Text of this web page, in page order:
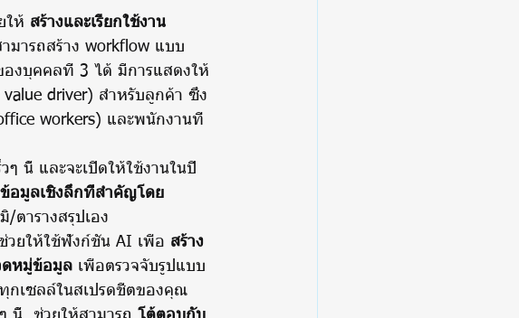
ให้ สร้างและเรียกใช้งาน
มารถสร้าง workflow แบบ
องบุคคลที่ 3 ได้ มีการแสดงให้
driver) สำหรับลูกค้า ซึ่ง
workers) และพนักงานที่
ๆ นี้ และจะเปิดให้ใช้งานในปี
ข้อมูลเชิงลึกที่สำคัญโดย
ตารางสรุปเอง
วยให้ใช้ฟังก์ชัน AI เพื่อ สร้าง
ดหมู่ข้อมูล เพื่อตรวจจับรูปแบบ
กเซลล์ในสเปรดชีตของคุณ